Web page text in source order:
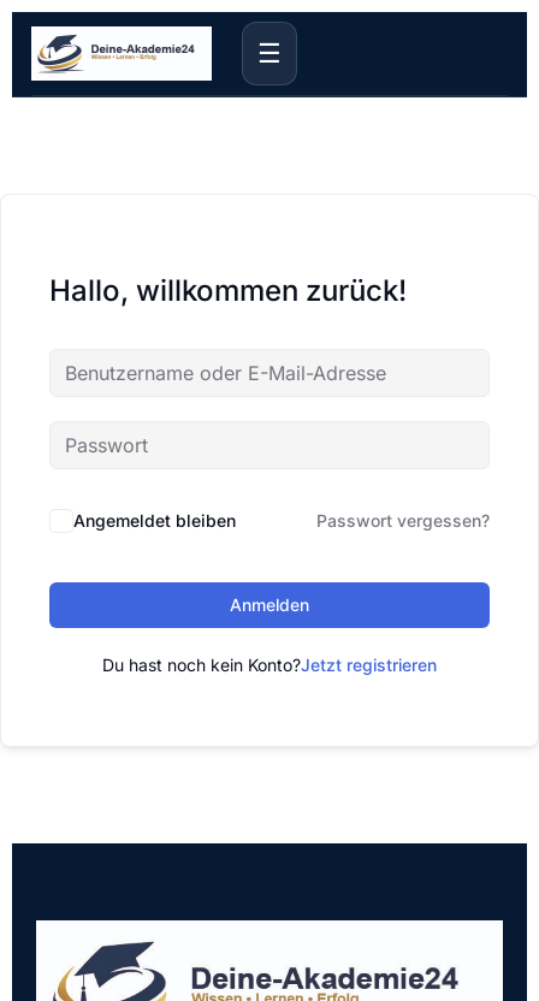
☰
Hallo, willkommen zurück!
Angemeldet bleiben Passwort vergessen?
Anmelden
Du hast noch kein Konto?Jetzt registrieren